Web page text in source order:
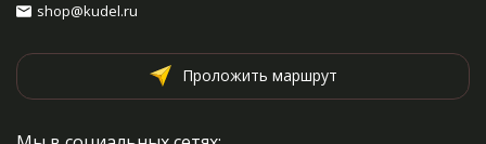
shop@kudel.ru
Проложить маршрут